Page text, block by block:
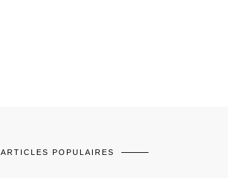
ARTICLES POPULAIRES